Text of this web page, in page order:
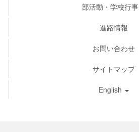
部活動・学校行事
進路情報
お問い合わせ
サイトマップ
English